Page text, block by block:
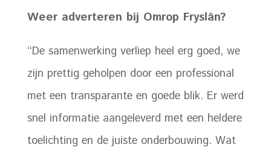
Weer adverteren bij Omrop Fryslân?
‘‘De samenwerking verliep heel erg goed, we
zijn prettig geholpen door een professional
met een transparante en goede blik. Er werd
snel informatie aangeleverd met een heldere
toelichting en de juiste onderbouwing. Wat